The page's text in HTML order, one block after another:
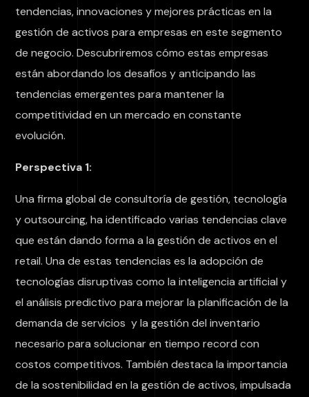
tendencias, innovaciones y mejores prácticas en la
gestión de activos para empresas en este segmento
de negocio. Descubriremos cómo estas empresas
están abordando los desafíos y anticipando las
tendencias emergentes para mantener la
competitividad en un mercado en constante
evolución.
Perspectiva 1:
Una firma global de consultoría de gestión, tecnología
y outsourcing, ha identificado varias tendencias clave
que están dando forma a la gestión de activos en el
retail. Una de estas tendencias es la adopción de
tecnologías disruptivas como la inteligencia artificial y
el análisis predictivo para mejorar la planificación de la
demanda de servicios y la gestión del inventario
necesario para solucionar en tiempo record con
costos competitivos. También destaca la importancia
de la sostenibilidad en la gestión de activos, impulsada